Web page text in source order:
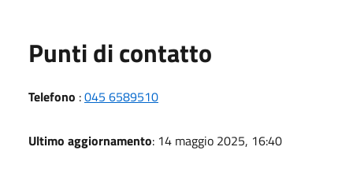
Punti di contatto
Telefono :045 6589510
Ultimo aggiornamento: 14 maggio 2025, 16:40